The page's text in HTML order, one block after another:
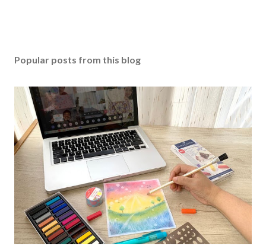
Popular posts from this blog